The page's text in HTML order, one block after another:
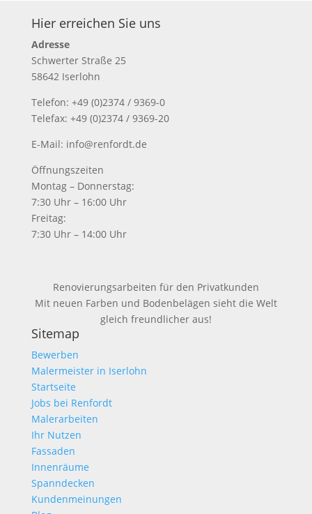
Hier erreichen Sie uns
Adresse
Schwerter Straße 25
58642 Iserlohn
Telefon: +49 (0)2374 / 9369-0
Telefax: +49 (0)2374 / 9369-20
E-Mail: info@renfordt.de
Öffnungszeiten
Montag – Donnerstag:
7:30 Uhr – 16:00 Uhr
Freitag:
7:30 Uhr – 14:00 Uhr
Renovierungsarbeiten für den Privatkunden
Mit neuen Farben und Bodenbelägen sieht die Welt
gleich freundlicher aus!
Sitemap
Bewerben
Malermeister in Iserlohn
Startseite
Jobs bei Renfordt
Malerarbeiten
Ihr Nutzen
Fassaden
Innenräume
Spanndecken
Kundenmeinungen